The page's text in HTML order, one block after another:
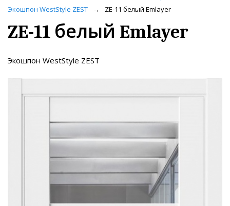
Экошпон WestStyle ZEST
→ ZE-11 белый Emlayer
ZE-11 белый Emlayer
Экошпон WestStyle ZEST